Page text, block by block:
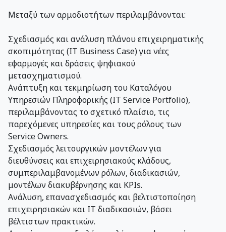
Μεταξύ των αρμοδιοτήτων περιλαμβάνονται:
Σχεδιασμός και ανάλυση πλάνου επιχειρηματικής
σκοπιμότητας (IT Business Case) για νέες
εφαρμογές και δράσεις ψηφιακού
μετασχηματισμού.
Ανάπτυξη και τεκμηρίωση του Καταλόγου
Υπηρεσιών Πληροφορικής (IT Service Portfolio),
περιλαμβάνοντας το σχετικό πλαίσιο, τις
παρεχόμενες υπηρεσίες και τους ρόλους των
Service Owners.
Σχεδιασμός λειτουργικών μοντέλων για
διευθύνσεις και επιχειρησιακούς κλάδους,
συμπεριλαμβανομένων ρόλων, διαδικασιών,
μοντέλων διακυβέρνησης και KPIs.
Ανάλυση, επανασχεδιασμός και βελτιστοποίηση
επιχειρησιακών και IT διαδικασιών, βάσει
βέλτιστων πρακτικών.